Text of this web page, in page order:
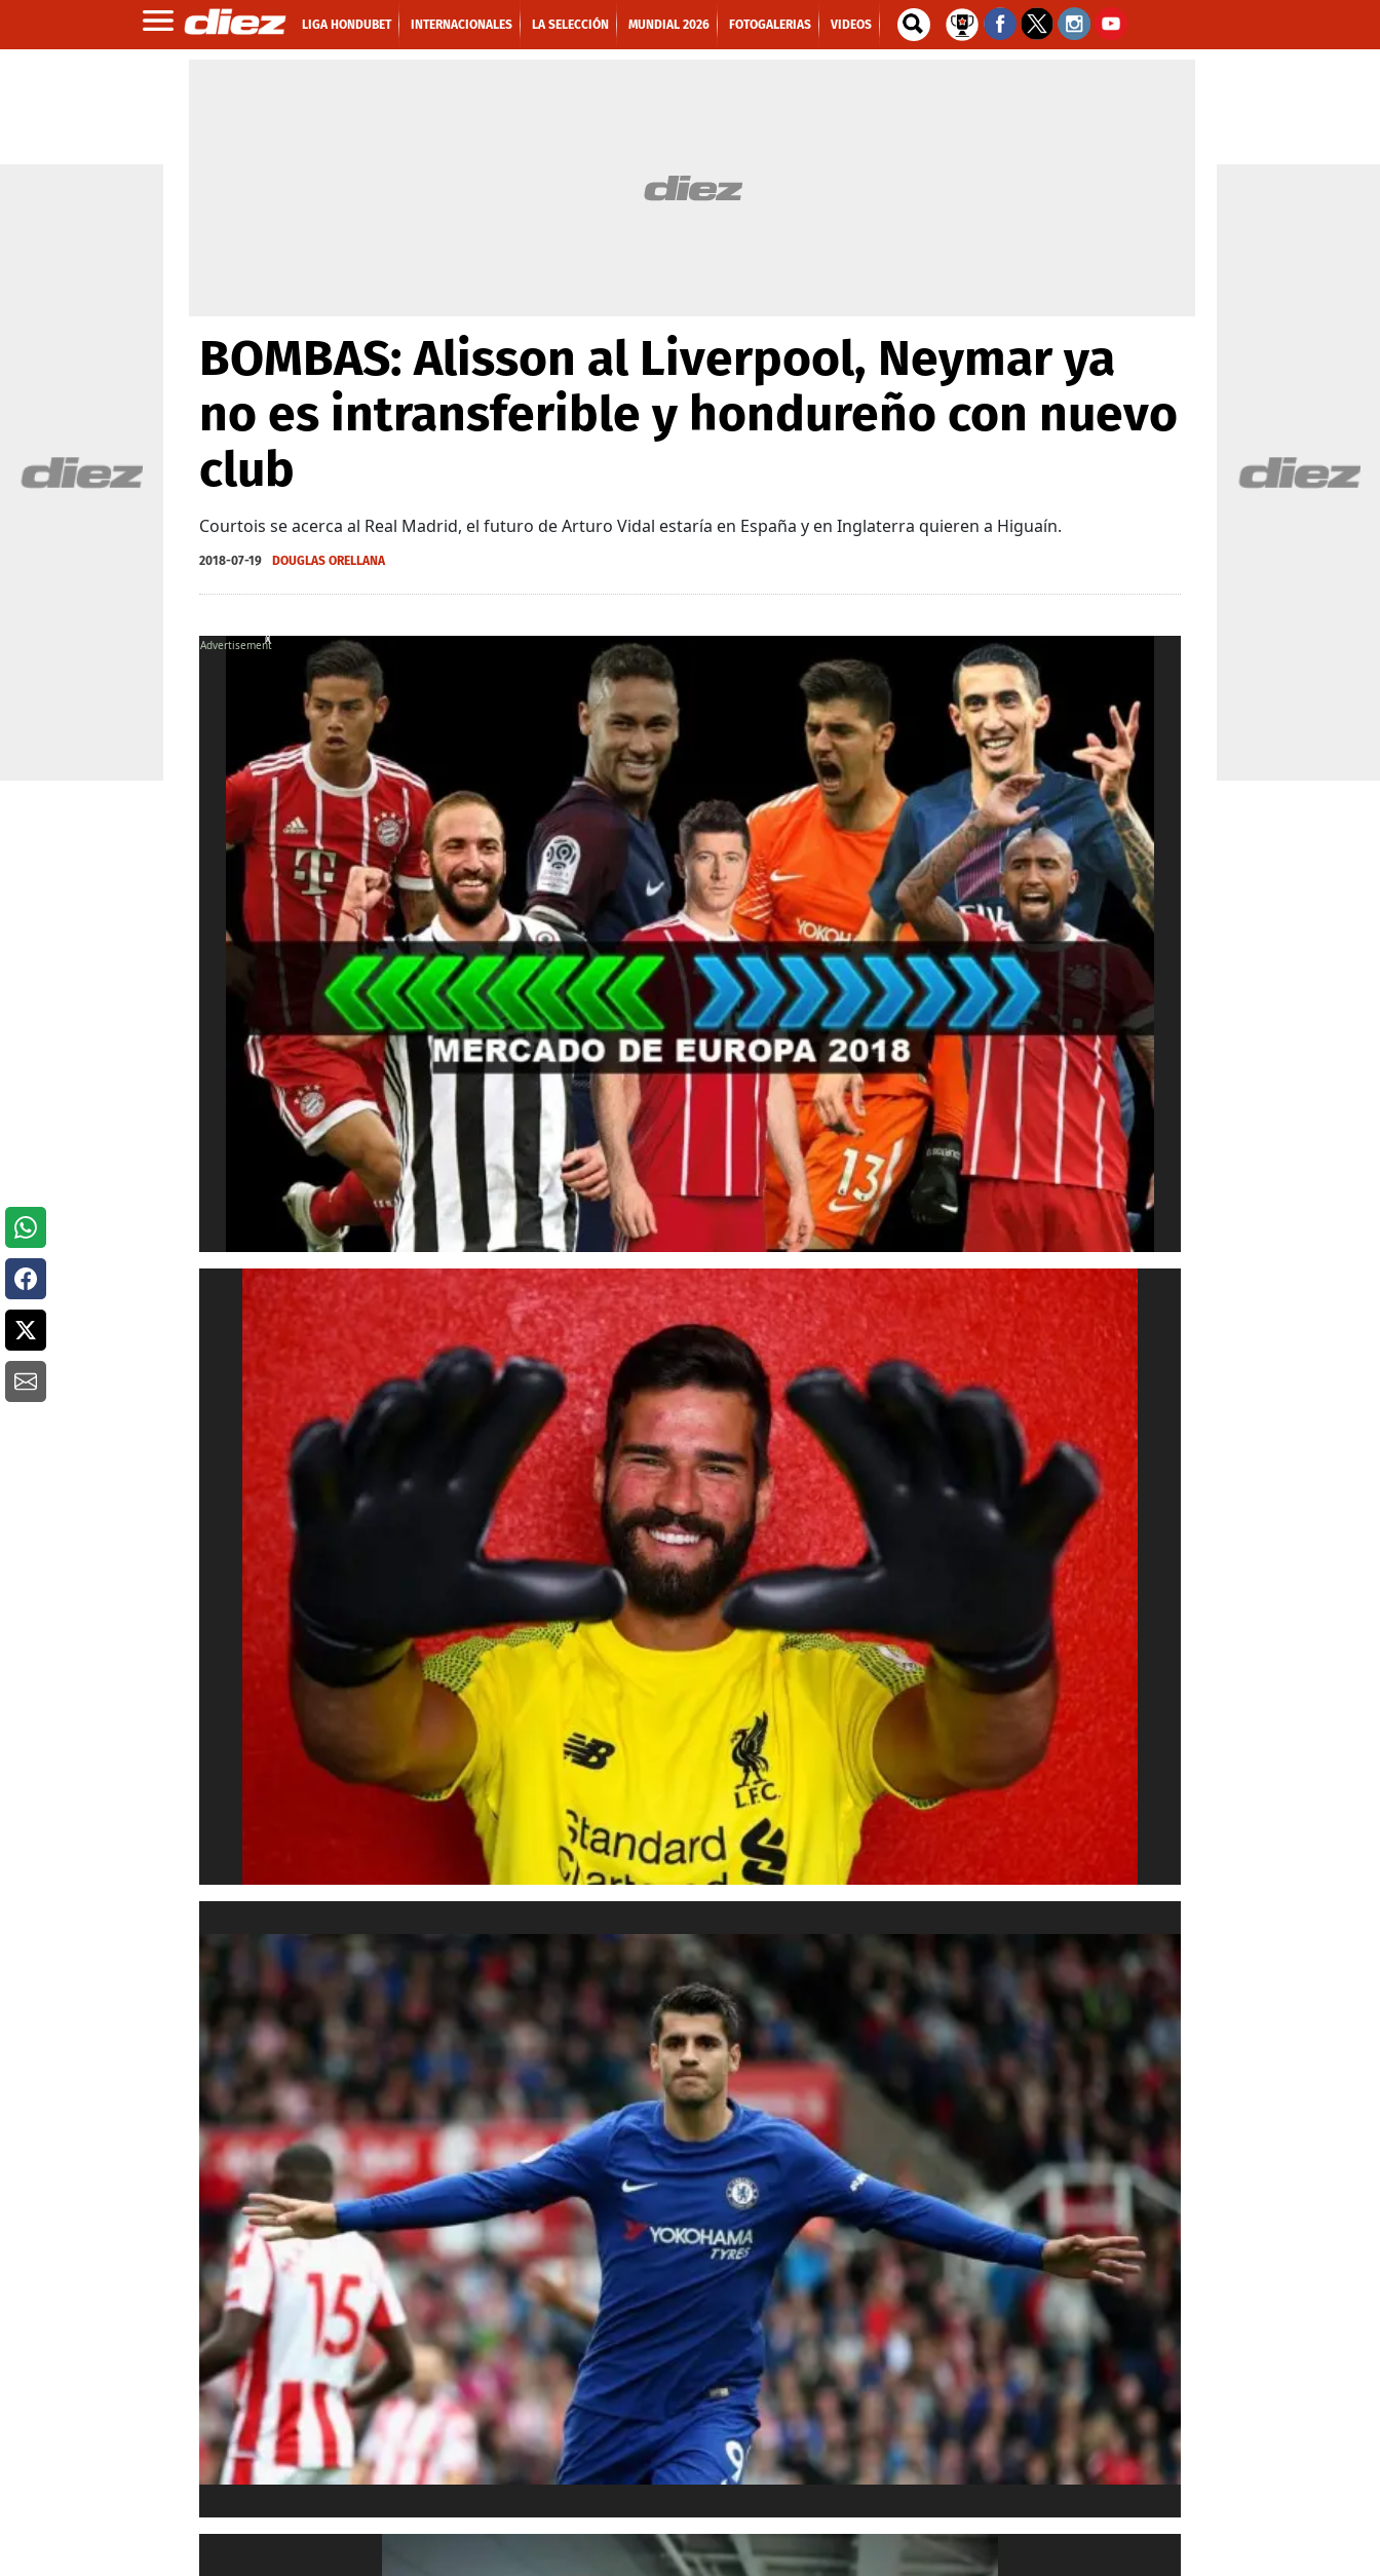
LIGA HONDUBET INTERNACIONALES LA SELECCIÓN MUNDIAL 2026 FOTOGALERIAS VIDEOS
BOMBAS: Alisson al Liverpool, Neymar ya
no es intransferible y hondureño con nuevo
club
Courtois se acerca al Real Madrid, el futuro de Arturo Vidal estaría en España y en Inglaterra quieren a Higuaín.
2018-07-19 DOUGLAS ORELLANA
X